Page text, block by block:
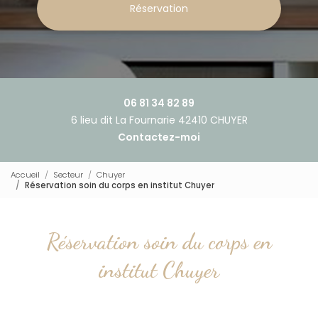
Réservation
06 81 34 82 89
6 lieu dit La Fournarie 42410 CHUYER
Contactez-moi
Accueil Secteur
Chuyer
Réservation soin du corps en institut Chuyer
Réservation soin du corps en
institut Chuyer